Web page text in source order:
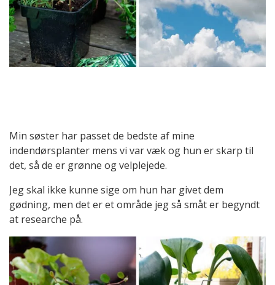
Min søster har passet de bedste af mine
indendørsplanter mens vi var væk og hun er skarp til
det, så de er grønne og velplejede.
Jeg skal ikke kunne sige om hun har givet dem
gødning, men det er et område jeg så småt er begyndt
at researche på.